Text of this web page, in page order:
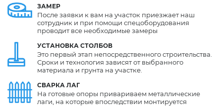
ЗАМЕР
УСТАНОВКА СТОЛБОВ
СВАРКА ЛАГ
После заявки к вам на участок приезжает наш
сотрудник и при помощи спецоборудования
проводит все необходимые замеры
Это первый этап непосредственного строительства.
Сроки и технология зависят от выбранного
материала и грунта на участке.
На готовые опоры привариваем металлические
лаги, на которые впоследствии монтируется